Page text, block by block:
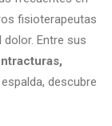
fisioterapeutas
Entre sus
descubre